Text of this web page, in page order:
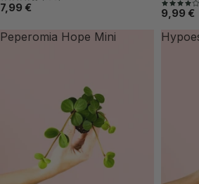
7,99 € 9,99 €
Peperomia Hope Mini